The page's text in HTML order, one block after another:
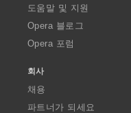
도움말 및 지원
Opera 블로그
Opera 포럼
회사
채용
파트너가 되세요